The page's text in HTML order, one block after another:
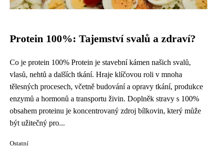
Protein 100%: Tajemství svalů a zdraví?
Co je protein 100% Protein je stavební kámen našich svalů,
vlasů, nehtů a dalších tkání. Hraje klíčovou roli v mnoha
tělesných procesech, včetně budování a opravy tkání, produkce
enzymů a hormonů a transportu živin. Doplněk stravy s 100%
obsahem proteinu je koncentrovaný zdroj bílkovin, který může
být užitečný pro...
Ostatní